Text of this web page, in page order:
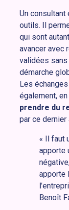
Un consultant
outils. Il
qui sont
avancer avec
validées
démarche
Les
également,
prendre du
par ce dernier
« Il faut
apporte
apporte
Benoît